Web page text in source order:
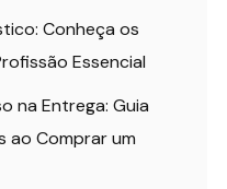
Conheça os
Essencial
na Entrega: Guia
ao Comprar um